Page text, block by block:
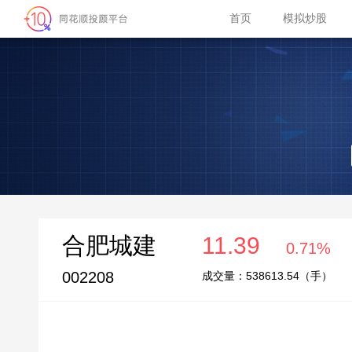
首页 模拟炒股
合肥城建
002208
11.39 0.71%
成交量： 538613.54 （手）